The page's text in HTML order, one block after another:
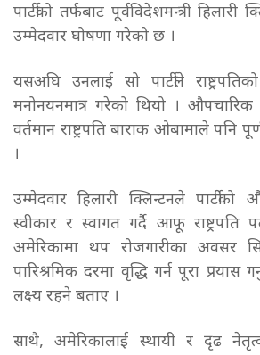
पार्टीको तर्फबाट पूर्वविदेशमन्त्री
उम्मेदवार घोषणा गरेको छ ।
यसअघि उनलाई सो पार्टीले
मनोनयनमात्र गरेको थियो । औपचारिक
वर्तमान राष्ट्रपति बाराक ओबामाले पनि
।
उम्मेदवार हिलारी क्लिन्टनले पार्टीको
स्वीकार र स्वागत गर्दै आफू राष्ट्रपति
अमेरिकामा थप रोजगारीका अवसर
पारिश्रमिक दरमा वृद्धि गर्न पूरा प्रयास
लक्ष्य रहने बताए ।
साथै, अमेरिकालाई स्थायी र दृढ